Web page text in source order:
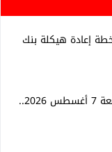
إعادة هيكلة بنك
سعر الذهب اليوم الجمعة 7 أغسطس 2026..